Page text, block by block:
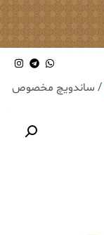
/ ساندویچ مخصوص